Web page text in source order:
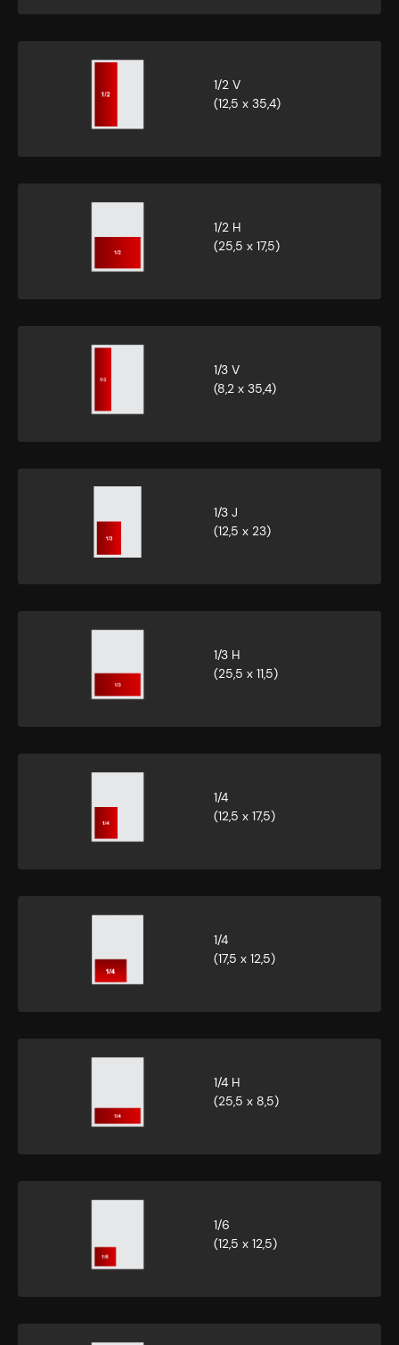
1/2 V
(12,5 x 35,4)
1/2 H
(25,5 x 17,5)
1/3 V
(8,2 x 35,4)
1/3 J
(12,5 x 23)
1/3 H
(25,5 x 11,5)
1/4
(12,5 x 17,5)
1/4
(17,5 x 12,5)
1/4 H
(25,5 x 8,5)
1/6
(12,5 x 12,5)